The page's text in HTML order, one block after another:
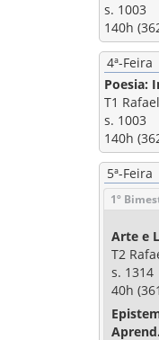
s. 1003
140h
4ª-Feira
Poesia:
T1
s. 1003
140h
5ª-Feira
1º
Arte e
T2
s. 1314
40h
Aprend.